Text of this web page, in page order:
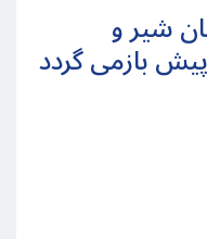
شیر و
بازمی گردد